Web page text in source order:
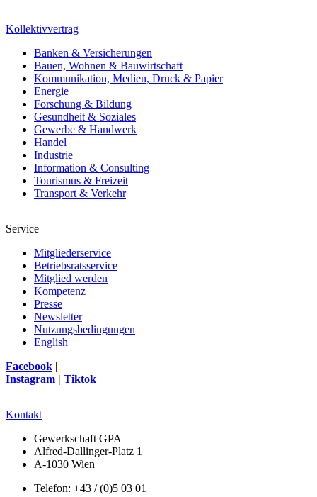
Kollektivvertrag
Banken & Versicherungen
Bauen, Wohnen & Bauwirtschaft
Kommunikation, Medien, Druck & Papier
Energie
Forschung & Bildung
Gesundheit & Soziales
Gewerbe & Handwerk
Handel
Industrie
Information & Consulting
Tourismus & Freizeit
Transport & Verkehr
Service
Mitgliederservice
Betriebsratsservice
Mitglied werden
Kompetenz
Presse
Newsletter
Nutzungsbedingungen
English
Facebook |
Instagram | Tiktok
Kontakt
Gewerkschaft GPA
Alfred-Dallinger-Platz 1
A-1030 Wien
Telefon: +43 / (0)5 03 01